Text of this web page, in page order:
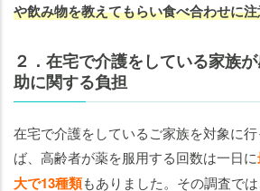
や飲み物を教えてもらい食べ合わせに
２．在宅で介護をしている家族
助に関する負担
在宅で介護をしているご家族を対象に
ば、高齢者が薬を服用する回数は一日に
大で13種類もありました。その調査で